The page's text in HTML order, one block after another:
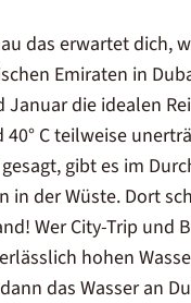
das erwartet dich,
Emiraten in
die idealen
C teilweise
gibt es im
der Wüste. Dort
Wer City-Trip und
hohen
das Wasser an